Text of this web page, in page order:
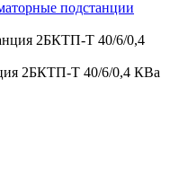
подстанции
2БКТП-Т 40/6/0,4
2БКТП-Т 40/6/0,4 КВа